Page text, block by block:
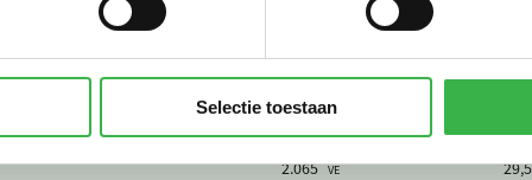
Selectie toestaan
205.981 m3 0,298
2.065 VE 29,5